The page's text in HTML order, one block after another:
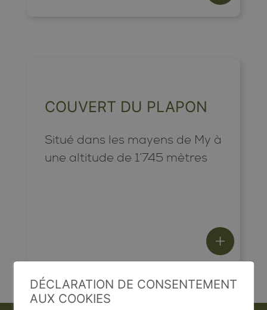
COUVERT DU PLAPON
Situé dans les mayens de My à
une altitude de 1’745 mètres
DÉCLARATION DE CONSENTEMENT
AUX COOKIES